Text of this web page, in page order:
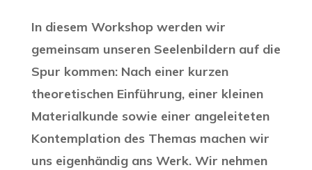
In diesem Workshop werden wir
gemeinsam unseren Seelenbildern auf die
Spur kommen: Nach einer kurzen
theoretischen Einführung, einer kleinen
Materialkunde sowie einer angeleiteten
Kontemplation des Themas machen wir
uns eigenhändig ans Werk. Wir nehmen